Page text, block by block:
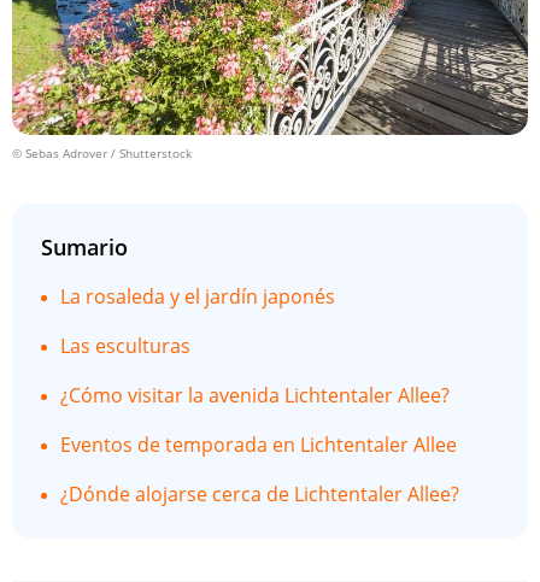
© Sebas Adrover / Shutterstock
Sumario
La rosaleda y el jardín japonés
Las esculturas
¿Cómo visitar la avenida Lichtentaler Allee?
Eventos de temporada en Lichtentaler Allee
¿Dónde alojarse cerca de Lichtentaler Allee?